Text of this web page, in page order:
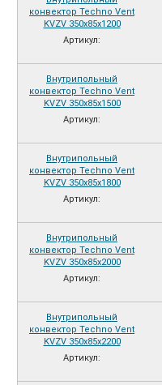
конвектор Techno Vent
KVZV 350х85х1200
Артикул:
Внутрипольный
конвектор Techno Vent
KVZV 350х85х1500
Артикул:
Внутрипольный
конвектор Techno Vent
KVZV 350х85х1800
Артикул:
Внутрипольный
конвектор Techno Vent
KVZV 350х85х2000
Артикул:
Внутрипольный
конвектор Techno Vent
KVZV 350х85х2200
Артикул: